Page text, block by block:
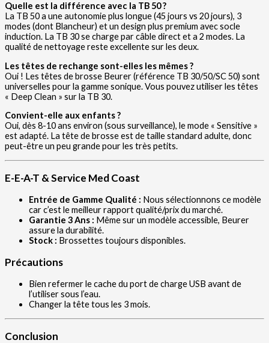
Quelle est la différence avec la TB 50 ?
La TB 50 a une autonomie plus longue (45 jours vs 20 jours), 3
modes (dont Blancheur) et un design plus premium avec socle
induction. La TB 30 se charge par câble direct et a 2 modes. La
qualité de nettoyage reste excellente sur les deux.
Les têtes de rechange sont-elles les mêmes ?
Oui ! Les têtes de brosse Beurer (référence TB 30/50/SC 50) sont
universelles pour la gamme sonique. Vous pouvez utiliser les têtes
« Deep Clean » sur la TB 30.
Convient-elle aux enfants ?
Oui, dès 8-10 ans environ (sous surveillance), le mode « Sensitive »
est adapté. La tête de brosse est de taille standard adulte, donc
peut-être un peu grande pour les très petits.
E-E-A-T & Service Med Coast
Entrée de Gamme Qualité : Nous sélectionnons ce modèle
car c’est le meilleur rapport qualité/prix du marché.
Garantie 3 Ans : Même sur un modèle accessible, Beurer
assure la durabilité.
Stock : Brossettes toujours disponibles.
Précautions
Bien refermer le cache du port de charge USB avant de
l’utiliser sous l’eau.
Changer la tête tous les 3 mois.
Conclusion